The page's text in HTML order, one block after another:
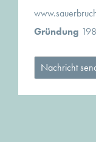
Gründung
Nachricht